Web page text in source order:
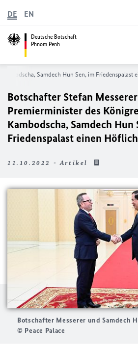
Deutsche Botschaft
Phnom Penh
DE EN
Samdech Hun Sen, im Friedenspalast
Botschafter Stefan
Premierminister des
Kambodscha, Samdech Hun
Friedenspalast einen
11.10.2022 - Artikel
Botschafter Messerer und Samdech
© Peace Palace